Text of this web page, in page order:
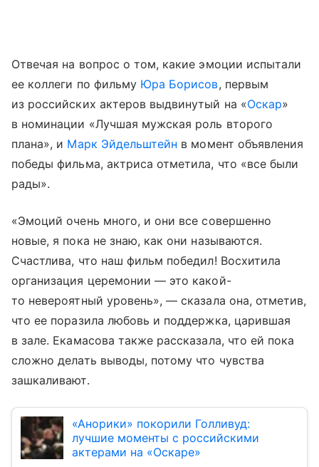
Отвечая на вопрос о том, какие эмоции испытали
ее коллеги по фильму Юра Борисов, первым
из российских актеров выдвинутый на «Оскар»
в номинации «Лучшая мужская роль второго
плана», и Марк Эйдельштейн в момент объявления
победы фильма, актриса отметила, что «все были
рады».
«Эмоций очень много, и они все совершенно
новые, я пока не знаю, как они называются.
Счастлива, что наш фильм победил! Восхитила
организация церемонии — это какой-
то невероятный уровень», — сказала она, отметив,
что ее поразила любовь и поддержка, царившая
в зале. Екамасова также рассказала, что ей пока
сложно делать выводы, потому что чувства
зашкаливают.
«Анорики» покорили Голливуд:
лучшие моменты с российскими
актерами на «Оскаре»